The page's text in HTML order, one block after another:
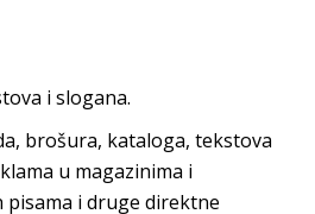
i slogana.
brošura, kataloga, tekstova
u magazinima i
i druge direktne